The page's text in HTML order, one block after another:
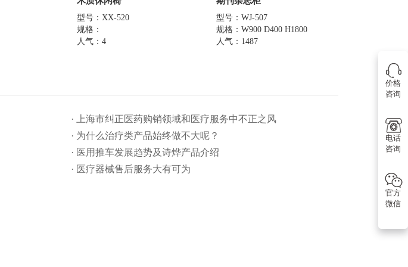
型号：XX-520
规格：
人气：4
型号：WJ-507
规格：W900 D400 H1800
人气：1487
· 上海市纠正医药购销领域和医疗服务中不正之风
· 为什么治疗类产品始终做不大呢？
· 医用推车发展趋势及诗烨产品介绍
· 医疗器械售后服务大有可为
价格
咨询
电话
咨询
官方
微信